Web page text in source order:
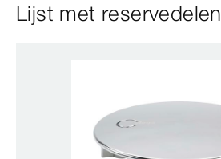
Lijst met reservedelen